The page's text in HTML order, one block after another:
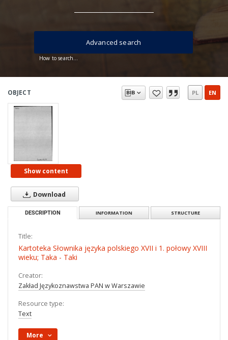
How to search...
Advanced search
OBJECT PL EN
Show content
Download
DESCRIPTION INFORMATION STRUCTURE
Title:
Kartoteka Słownika języka polskiego XVII i 1. połowy XVIII
wieku; Taka - Taki
Creator:
Zakład Językoznawstwa PAN w Warszawie
Resource type:
Text
More